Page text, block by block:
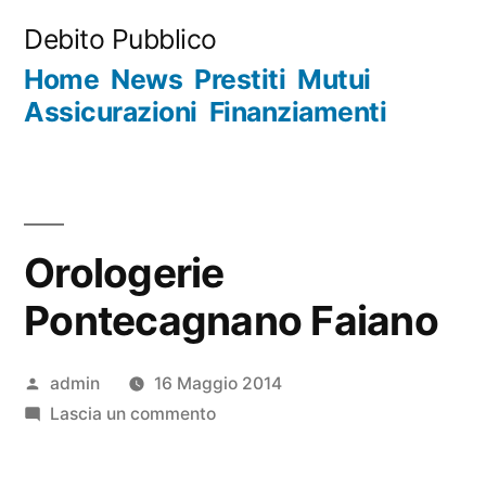
contenuto
Debito Pubblico
Home News Prestiti Mutui
Assicurazioni Finanziamenti
Orologerie
Pontecagnano Faiano
Pubblicato
da
admin
16 Maggio 2014
Lascia un commentosu